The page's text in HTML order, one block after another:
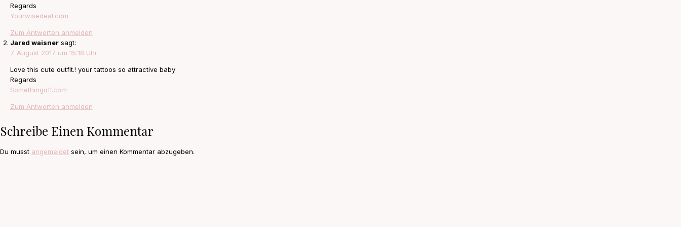
Regards
Yourwisedeal.com
Zum Antworten anmelden
Jared waisner sagt:
7. August 2017 um 15:18 Uhr
Love this cute outfit.! your tattoos so attractive baby
Regards
Somethingoff.com
Zum Antworten anmelden
Schreibe Einen Kommentar
Du musst angemeldet sein, um einen Kommentar abzugeben.